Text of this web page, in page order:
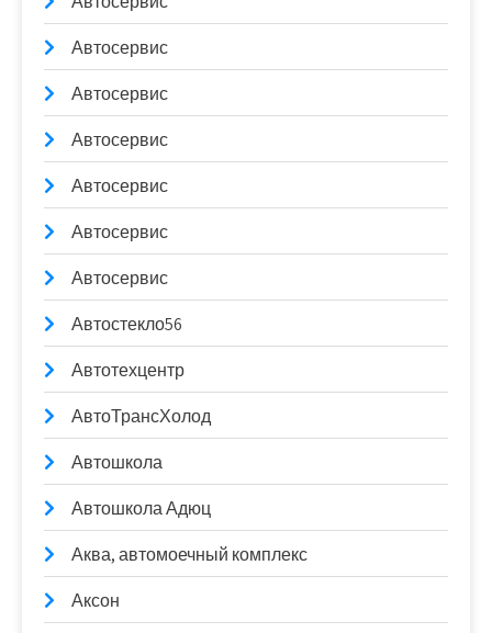
Автосервис
Автосервис
Автосервис
Автосервис
Автосервис
Автосервис
Автостекло56
Автотехцентр
АвтоТрансХолод
Автошкола
Автошкола Адюц
Аква, автомоечный комплекс
Аксон